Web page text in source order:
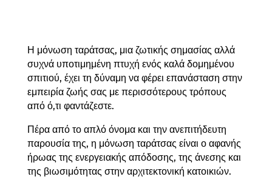
Η μόνωση ταράτσας, μια ζωτικής σημασίας αλλά
συχνά υποτιμημένη πτυχή ενός καλά δομημένου
σπιτιού, έχει τη δύναμη να φέρει επανάσταση στην
εμπειρία ζωής σας με περισσότερους τρόπους
από ό,τι φαντάζεστε.
Πέρα από το απλό όνομα και την ανεπιτήδευτη
παρουσία της, η μόνωση ταράτσας είναι ο αφανής
ήρωας της ενεργειακής απόδοσης, της άνεσης και
της βιωσιμότητας στην αρχιτεκτονική κατοικιών.